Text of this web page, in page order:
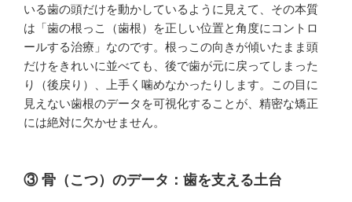
いる歯の頭だけを動かしているように見えて、その本質
は「歯の根っこ（歯根）を正しい位置と角度にコントロ
ールする治療」なのです。根っこの向きが傾いたまま頭
だけをきれいに並べても、後で歯が元に戻ってしまった
り（後戻り）、上手く噛めなかったりします。この目に
見えない歯根のデータを可視化することが、精密な矯正
には絶対に欠かせません。
③ 骨（こつ）のデータ：歯を支える土台